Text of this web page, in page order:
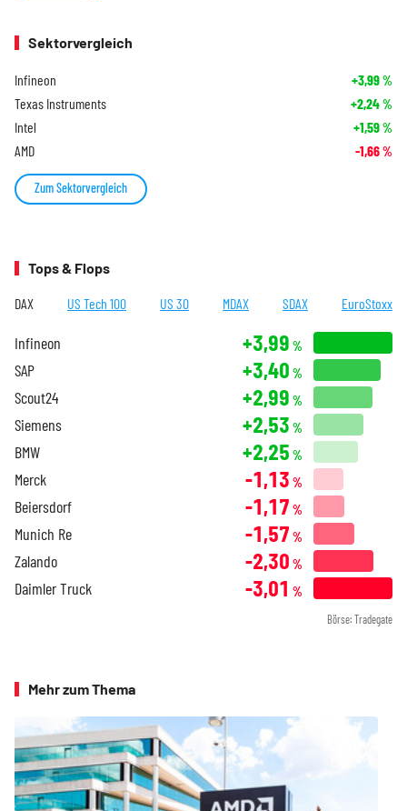
Sektorvergleich
Infineon +3,99%
Texas Instruments +2,24%
Intel +1,59%
AMD -1,66%
Zum Sektorvergleich
Tops & Flops
DAX US Tech 100 US 30 MDAX SDAX EuroStoxx
Infineon +3,99 %
SAP +3,40 %
Scout24 +2,99 %
Siemens +2,53 %
BMW +2,25 %
Merck -1,13 %
Beiersdorf -1,17 %
Munich Re -1,57 %
Zalando -2,30 %
Daimler Truck -3,01 %
Börse: Tradegate
Mehr zum Thema